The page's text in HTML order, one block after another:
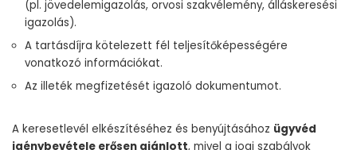
(pl. jövedelemigazolás, orvosi szakvélemény, álláskeresési
igazolás).
A tartásdíjra kötelezett fél teljesítőképességére
vonatkozó információkat.
Az illeték megfizetését igazoló dokumentumot.
A keresetlevél elkészítéséhez és benyújtásához ügyvéd
igénybevétele erősen ajánlott, mivel a jogi szabályok